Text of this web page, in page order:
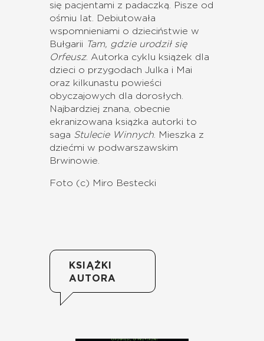
się pacjentami z padaczką. Pisze od
ośmiu lat. Debiutowała
wspomnieniami o dzieciństwie w
Bułgarii Tam, gdzie urodził się
Orfeusz. Autorka cyklu książek dla
dzieci o przygodach Julka i Mai
oraz kilkunastu powieści
obyczajowych dla dorosłych.
Najbardziej znana, obecnie
ekranizowana książka autorki to
saga Stulecie Winnych . Mieszka z
dziećmi w podwarszawskim
Brwinowie.
Foto (c) Miro Bestecki
KSIĄŻKI
AUTORA